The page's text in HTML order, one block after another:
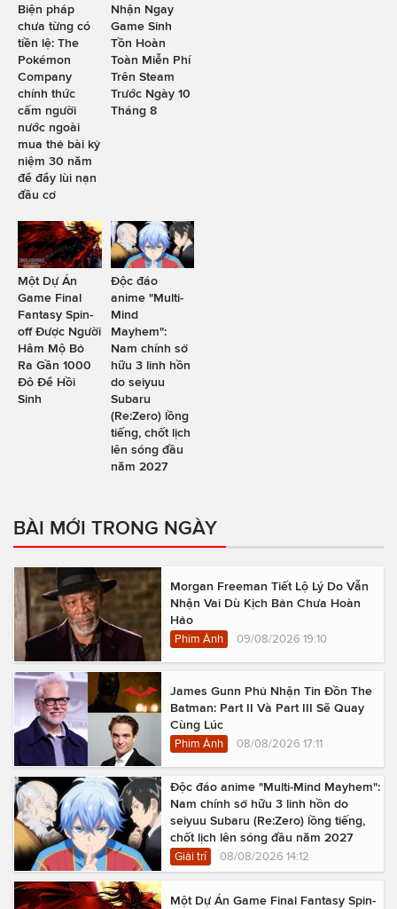
Biện pháp
chưa từng có
tiền lệ: The
Pokémon
Company
chính thức
cấm người
nước ngoài
mua thẻ bài kỷ
niệm 30 năm
để đẩy lùi nạn
đầu cơ
Nhận Ngay
Game Sinh
Tồn Hoàn
Toàn Miễn Phí
Trên Steam
Trước Ngày 10
Tháng 8
Một Dự Án
Game Final
Fantasy Spin-
off Được Người
Hâm Mộ Bỏ
Ra Gần 1000
Đô Để Hồi
Sinh
Độc đáo
anime "Multi-
Mind
Mayhem":
Nam chính sở
hữu 3 linh hồn
do seiyuu
Subaru
(Re:Zero) lồng
tiếng, chốt lịch
lên sóng đầu
năm 2027
BÀI MỚI TRONG NGÀY
Morgan Freeman Tiết Lộ Lý Do Vẫn
Nhận Vai Dù Kịch Bản Chưa Hoàn
Hảo
Phim Ảnh 09/08/2026 19:10
James Gunn Phủ Nhận Tin Đồn The
Batman: Part II Và Part III Sẽ Quay
Cùng Lúc
Phim Ảnh 08/08/2026 17:11
Độc đáo anime "Multi-Mind Mayhem":
Nam chính sở hữu 3 linh hồn do
seiyuu Subaru (Re:Zero) lồng tiếng,
chốt lịch lên sóng đầu năm 2027
Giải trí 08/08/2026 14:12
Một Dự Án Game Final Fantasy Spin-